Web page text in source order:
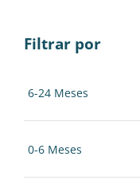
Filtrar por
6-24 Meses
0-6 Meses